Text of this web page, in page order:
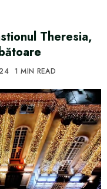
Theresia,
1 MIN READ